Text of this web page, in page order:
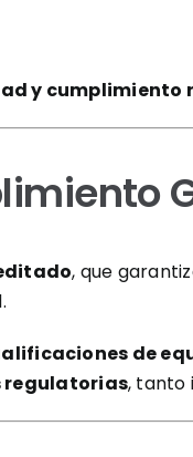
y cumplimiento
, que
de
, tanto